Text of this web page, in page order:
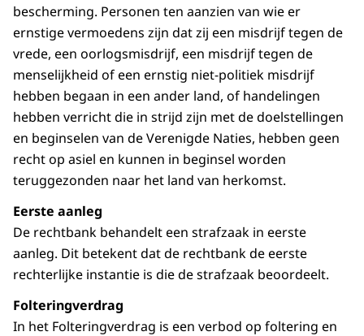
bescherming. Personen ten aanzien van wie er
ernstige vermoedens zijn dat zij een misdrijf tegen de
vrede, een oorlogsmisdrijf, een misdrijf tegen de
menselijkheid of een ernstig niet-politiek misdrijf
hebben begaan in een ander land, of handelingen
hebben verricht die in strijd zijn met de doelstellingen
en beginselen van de Verenigde Naties, hebben geen
recht op asiel en kunnen in beginsel worden
teruggezonden naar het land van herkomst.
Eerste aanleg
De rechtbank behandelt een strafzaak in eerste
aanleg. Dit betekent dat de rechtbank de eerste
rechterlijke instantie is die de strafzaak beoordeelt.
Folteringverdrag
In het Folteringverdrag is een verbod op foltering en